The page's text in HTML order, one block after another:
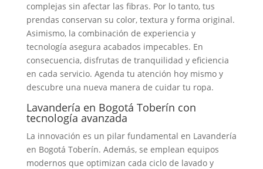
complejas sin afectar las fibras. Por lo tanto, tus
prendas conservan su color, textura y forma original.
Asimismo, la combinación de experiencia y
tecnología asegura acabados impecables. En
consecuencia, disfrutas de tranquilidad y eficiencia
en cada servicio. Agenda tu atención hoy mismo y
descubre una nueva manera de cuidar tu ropa.
Lavandería en Bogotá Toberín con
tecnología avanzada
La innovación es un pilar fundamental en Lavandería
en Bogotá Toberín. Además, se emplean equipos
modernos que optimizan cada ciclo de lavado y